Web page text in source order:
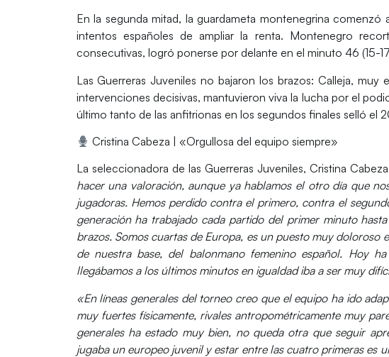
En la segunda mitad, la guardameta montenegrina comenzó
intentos españoles de ampliar la renta. Montenegro
consecutivas, logró ponerse por delante en el minuto 46 (15-
Las Guerreras Juveniles no bajaron los brazos: Calleja, muy
intervenciones decisivas, mantuvieron viva la lucha por el
último tanto de las anfitrionas en los segundos finales selló el
Cristina Cabeza | «Orgullosa del equipo siempre»
La seleccionadora de las Guerreras Juveniles, Cristina
hacer una valoración, aunque ya hablamos el otro día que
jugadoras. Hemos perdido contra el primero, contra el
generación ha trabajado cada partido del primer minuto
brazos. Somos cuartas de Europa, es un puesto muy
de nuestra base, del balonmano femenino español. Hoy
llegábamos a los últimos minutos en igualdad iba a ser muy
«En líneas generales del torneo creo que el equipo ha ido
muy fuertes físicamente, rivales antropométricamente muy
generales ha estado muy bien, no queda otra que seguir
jugaba un europeo juvenil y estar entre las cuatro primeras es